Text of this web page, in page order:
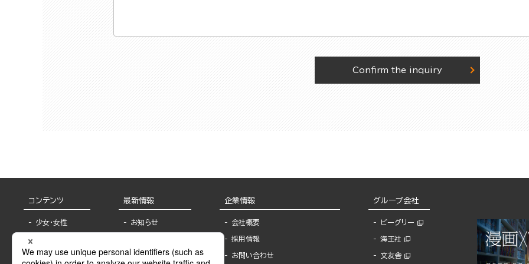
Confirm the inquiry
コンテンツ
少女・女性
BL
最新情報
お知らせ
報
企業情報
会社概要
採用情報
お問い合わせ
グループ会社
ビーグリー
海王社
文友舎